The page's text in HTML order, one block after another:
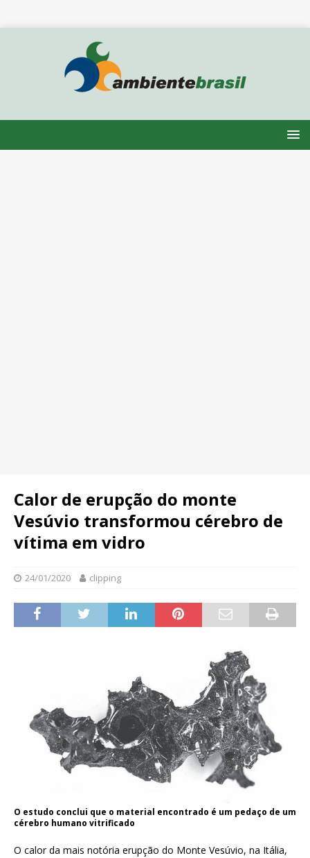
Calor de erupção do monte
Vesúvio transformou cérebro de
vítima em vidro
24/01/2020 clipping
O estudo conclui que o material encontrado é um pedaço de um
cérebro humano vitrificado
O calor da mais notória erupção do Monte Vesúvio, na Itália,